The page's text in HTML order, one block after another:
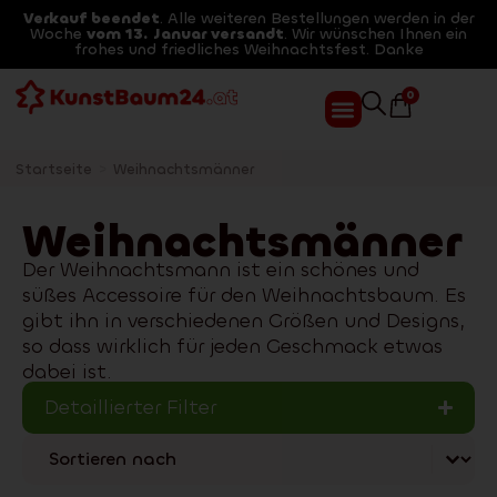
Verkauf beendet. Alle weiteren Bestellungen werden in der
Woche vom 13. Januar versandt. Wir wünschen Ihnen ein
frohes und friedliches Weihnachtsfest. Danke
0
Startseite Weihnachtsmänner
Weihnachtsmänner
Der Weihnachtsmann ist ein schönes und
süßes Accessoire für den Weihnachtsbaum. Es
gibt ihn in verschiedenen Größen und Designs,
so dass wirklich für jeden Geschmack etwas
dabei ist.
Detaillierter Filter
Třídění at
Sort content